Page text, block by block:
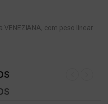
com peso linear